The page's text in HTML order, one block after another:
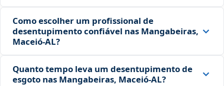
Como escolher um profissional de
desentupimento confiável nas Mangabeiras,
Maceió‑AL?
Quanto tempo leva um desentupimento de
esgoto nas Mangabeiras, Maceió‑AL?